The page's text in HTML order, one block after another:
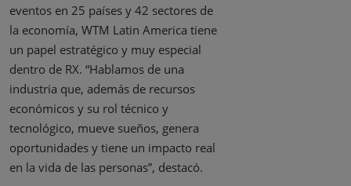
eventos en 25 países y 42 sectores de
la economía, WTM Latin America tiene
un papel estratégico y muy especial
dentro de RX. “Hablamos de una
industria que, además de recursos
económicos y su rol técnico y
tecnológico, mueve sueños, genera
oportunidades y tiene un impacto real
en la vida de las personas”, destacó.